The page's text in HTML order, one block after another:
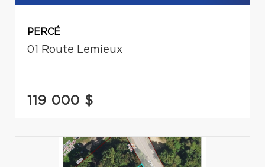
PERCÉ
01 Route Lemieux
119 000 $